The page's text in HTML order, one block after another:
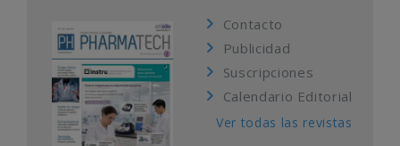
Contacto
Publicidad
Suscripciones
Calendario Editorial
Ver todas las revistas